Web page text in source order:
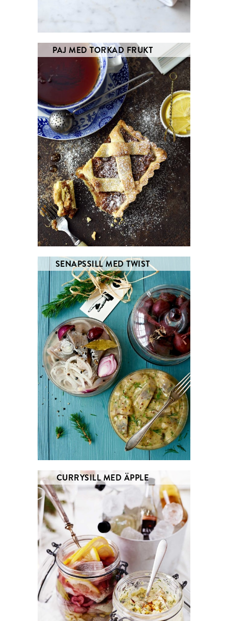
PAJ MED TORKAD FRUKT
SENAPSSILL MED TWIST
CURRYSILL MED ÄPPLE